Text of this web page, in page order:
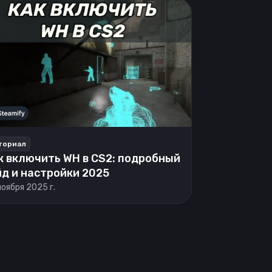
включить WH в CS2: подробный
и настройки 2025
2025 г.